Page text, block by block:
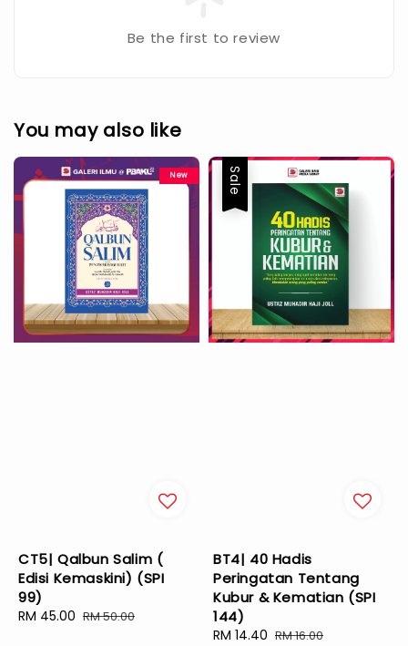
Be the first to review
You may also like
New
CT5| Qalbun Salim (
Edisi Kemaskini) (SPI
99)
Sale
RM 45.00 Regular
RM 50.00
Sale
BT4| 40 Hadis
Peringatan Tentang
Kubur & Kematian (SPI
144)
Sale
RM 14.40 Regular
RM 16.00